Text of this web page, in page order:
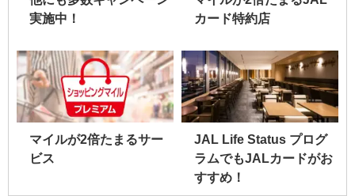
実施中！
カード特約店
マイルが2倍たまるサー
ビス
JAL Life Status プログ
ラムでもJALカードがお
すすめ！